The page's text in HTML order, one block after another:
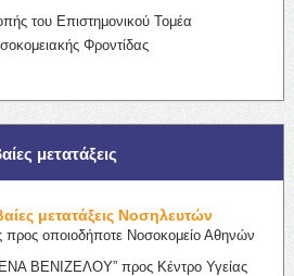
του Επιστημονικού Τομέα
Φροντίδας
μετατάξεις
μετατάξεις Νοσηλευτών
οποιοδήποτε Νοσοκομείο Αθηνών
ΒΕΝΙΖΕΛΟΥ” προς Κέντρο Υγείας